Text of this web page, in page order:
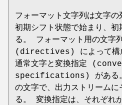
フォーマット文字列は文字
初期シフト状態で始まり、初
る。 フォーマット用の文字
(directives) によって構成
通常文字と変換指定
specifications) がある
の文字で、出力ストリーム
る。 変換指定は、それぞれ